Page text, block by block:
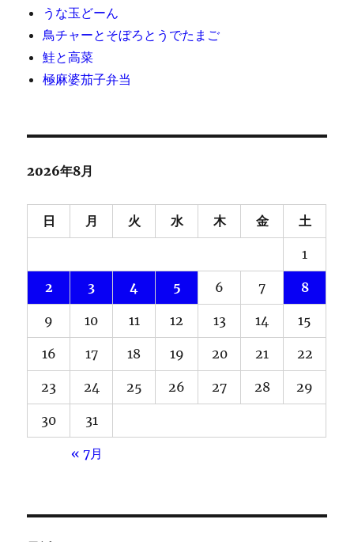
うな玉どーん
鳥チャーとそぼろとうでたまご
鮭と高菜
極麻婆茄子弁当
2026年8月
日 月 火 水 木 金 土
1
2 3 4 5 6 7 8
9 10 11 12 13 14 15
16 17 18 19 20 21 22
23 24 25 26 27 28 29
30 31
« 7月